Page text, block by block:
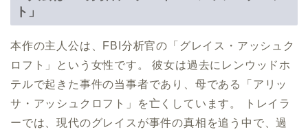
ト」
本作の主人公は、FBI分析官の「グレイス・アッシュク
ロフト」という女性です。 彼女は過去にレンウッドホ
テルで起きた事件の当事者であり、母である「アリッ
サ・アッシュクロフト」を亡くしています。 トレイラ
ーでは、現代のグレイスが事件の真相を追う中で、過